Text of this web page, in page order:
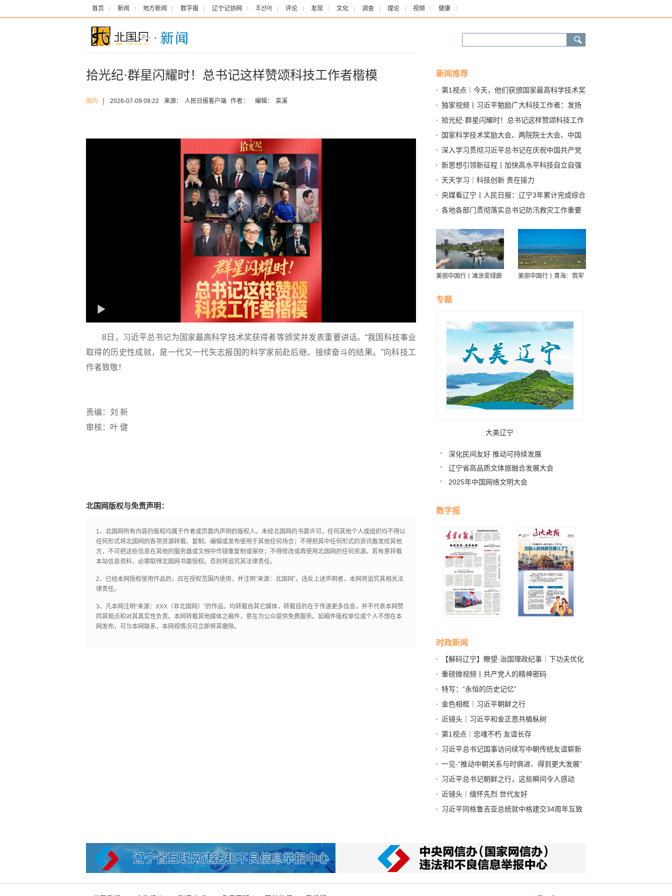
首页 新闻 地方新闻 数字报 辽宁记协网 조선어 评论 发现 文化 调查 理论 视频 健康
拾光纪·群星闪耀时！总书记这样赞颂科技工作者楷模
国内 2026-07-09 09:22 来源： 人民日报客户端 作者： 编辑： 栾溪
8日，习近平总书记为国家最高科学技术奖获得者等颁奖并发表重要讲话。“我国科技事业
取得的历史性成就，是一代又一代矢志报国的科学家前赴后继、接续奋斗的结果。”向科技工
作者致敬！
责编：刘 新
审核：叶 健
北国网版权与免责声明：
1、北国网所有内容的版权均属于作者或页面内声明的版权人。未经北国网的书面许可，任何其他个人或组织均不得以
任何形式将北国网的各项资源转载、复制、编辑或发布使用于其他任何场合；不得把其中任何形式的资讯散发给其他
方，不可把这些信息在其他的服务器或文档中作镜像复制或保存；不得修改或再使用北国网的任何资源。若有意转载
本站信息资料，必需取得北国网书面授权。否则将追究其法律责任。
2、已经本网授权使用作品的，应在授权范围内使用，并注明“来源：北国网”。违反上述声明者，本网将追究其相关法
律责任。
3、凡本网注明“来源：XXX（非北国网）”的作品，均转载自其它媒体，转载目的在于传递更多信息，并不代表本网赞
同其观点和对其真实性负责。本网转载其他媒体之稿件，意在为公众提供免费服务。如稿件版权单位或个人不想在本
网发布，可与本网联系，本网视情况可立即将其撤除。
新闻推荐
第1视点｜今天，他们获颁国家最高科学技术奖
独家视频丨习近平勉励广大科技工作者：发扬
优良传统 为建设科技强国多立新功
拾光纪·群星闪耀时！总书记这样赞颂科技工作
者楷模
国家科学技术奖励大会、两院院士大会、中国
科协第十一次全国代表大会8日上午在京召开 习
近平为国家最高科学技术奖获得者等颁奖并发表
重要讲话
深入学习贯彻习近平总书记在庆祝中国共产党
成立105周年大会上重要讲话系列述评之二
新思想引领新征程丨加快高水平科技自立自强
奋进科技强国建设
天天学习｜科技创新 贵在接力
央媒看辽宁丨人民日报：辽宁3年累计完成综合
治理任务1264万亩 科尔沁沙地筑起坚实生态屏
障
各地各部门贯彻落实总书记防汛救灾工作重要
美丽中国行丨滩涂变绿廊
生态走廊
美丽中国行丨青海：筑牢
专题
大美辽宁
深化民间友好 推动可持续发展
辽宁省高品质文体旅融合发展大会
2025年中国网络文明大会
数字报
时政新闻
【解码辽宁】瞭望·治国理政纪事｜下功夫优化
营商环境
重磅微视频丨共产党人的精神密码
特写：“永恒的历史记忆”
金色相框｜习近平朝鲜之行
近镜头｜习近平和金正恩共植枞树
第1视点｜忠魂不朽 友谊长存
习近平总书记国事访问续写中朝传统友谊崭新
篇章
一见·“推动中朝关系与时俱进、得到更大发展”
习近平总书记朝鲜之行，这些瞬间令人感动
近镜头｜缅怀先烈 世代友好
习近平同格鲁吉亚总统就中格建交34周年互致